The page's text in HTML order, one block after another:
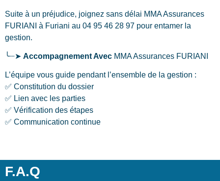
Suite à un préjudice, joignez sans délai MMA Assurances
FURIANI à Furiani au 04 95 46 28 97 pour entamer la
gestion.
╰┈➤ Accompagnement Avec MMA Assurances FURIANI
L’équipe vous guide pendant l’ensemble de la gestion :
✅ Constitution du dossier
✅ Lien avec les parties
✅ Vérification des étapes
✅ Communication continue
F.A.Q